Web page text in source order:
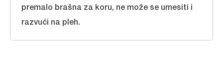
premalo brašna za koru, ne može se umesiti i
razvući na pleh.